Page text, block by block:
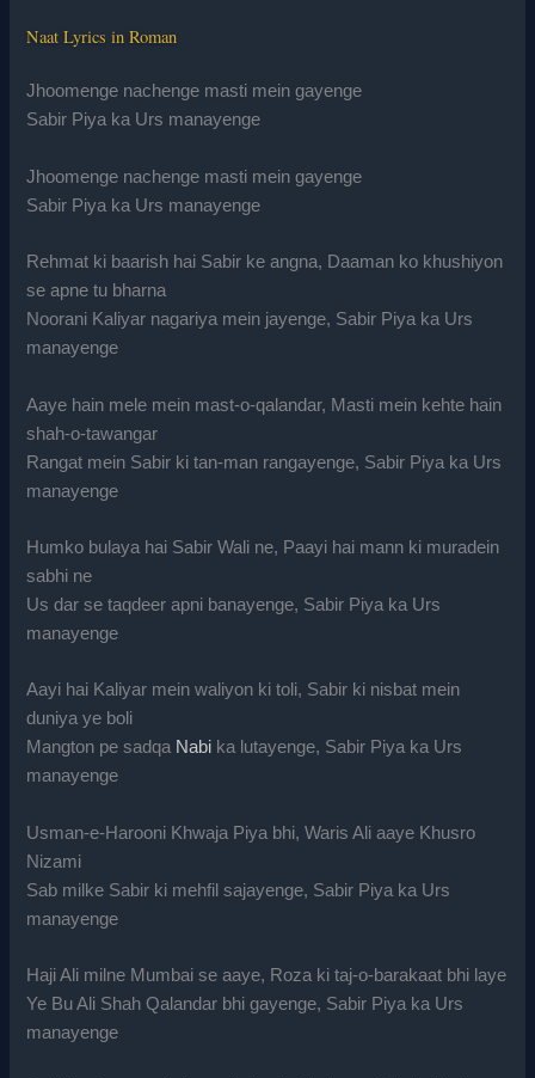
Naat Lyrics in Roman
Jhoomenge nachenge masti mein gayenge
Sabir Piya ka Urs manayenge
Jhoomenge nachenge masti mein gayenge
Sabir Piya ka Urs manayenge
Rehmat ki baarish hai Sabir ke angna, Daaman ko khushiyon
se apne tu bharna
Noorani Kaliyar nagariya mein jayenge, Sabir Piya ka Urs
manayenge
Aaye hain mele mein mast-o-qalandar, Masti mein kehte hain
shah-o-tawangar
Rangat mein Sabir ki tan-man rangayenge, Sabir Piya ka Urs
manayenge
Humko bulaya hai Sabir Wali ne, Paayi hai mann ki muradein
sabhi ne
Us dar se taqdeer apni banayenge, Sabir Piya ka Urs
manayenge
Aayi hai Kaliyar mein waliyon ki toli, Sabir ki nisbat mein
duniya ye boli
Mangton pe sadqa Nabi ka lutayenge, Sabir Piya ka Urs
manayenge
Usman-e-Harooni Khwaja Piya bhi, Waris Ali aaye Khusro
Nizami
Sab milke Sabir ki mehfil sajayenge, Sabir Piya ka Urs
manayenge
Haji Ali milne Mumbai se aaye, Roza ki taj-o-barakaat bhi laye
Ye Bu Ali Shah Qalandar bhi gayenge, Sabir Piya ka Urs
manayenge